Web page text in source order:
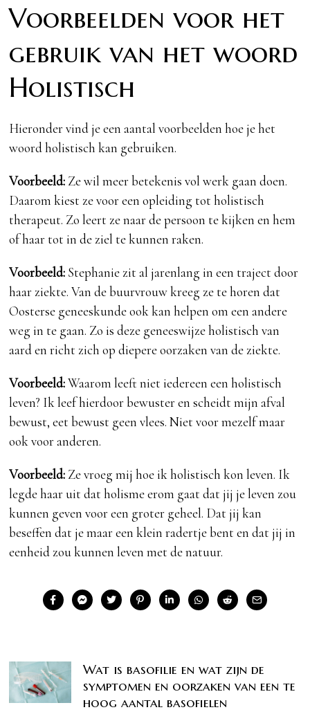
Voorbeelden voor het
gebruik van het woord
Holistisch
Hieronder vind je een aantal voorbeelden hoe je het
woord holistisch kan gebruiken.
Voorbeeld: Ze wil meer betekenis vol werk gaan doen.
Daarom kiest ze voor een opleiding tot holistisch
therapeut. Zo leert ze naar de persoon te kijken en hem
of haar tot in de ziel te kunnen raken.
Voorbeeld: Stephanie zit al jarenlang in een traject door
haar ziekte. Van de buurvrouw kreeg ze te horen dat
Oosterse geneeskunde ook kan helpen om een andere
weg in te gaan. Zo is deze geneeswijze holistisch van
aard en richt zich op diepere oorzaken van de ziekte.
Voorbeeld:Waarom leeft niet iedereen een holistisch
leven? Ik leef hierdoor bewuster en scheidt mijn afval
bewust, eet bewust geen vlees. Niet voor mezelf maar
ook voor anderen.
Voorbeeld: Ze vroeg mij hoe ik holistisch kon leven. Ik
legde haar uit dat holisme erom gaat dat jij je leven zou
kunnen geven voor een groter geheel. Dat jij kan
beseffen dat je maar een klein radertje bent en dat jij in
eenheid zou kunnen leven met de natuur.
Wat is basofilie en wat zijn de
symptomen en oorzaken van een te
hoog aantal basofielen